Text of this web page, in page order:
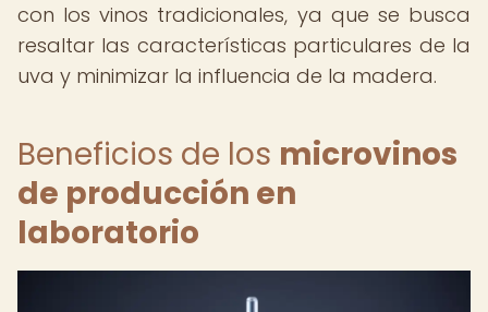
con los vinos tradicionales, ya que se busca
resaltar las características particulares de la
uva y minimizar la influencia de la madera.
Beneficios de los microvinos
de producción en
laboratorio